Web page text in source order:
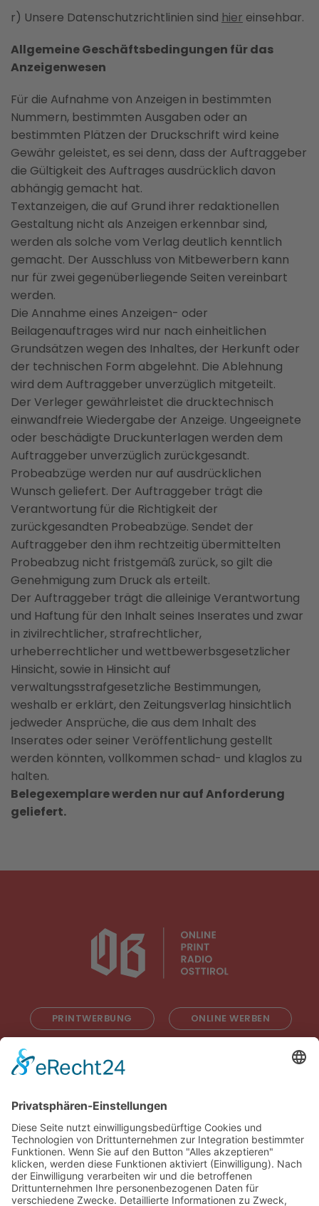
r) Unsere Datenschutzrichtlinien sind hier einsehbar.
Allgemeine Geschäftsbedingungen für das
Anzeigenwesen
Für die Aufnahme von Anzeigen in bestimmten
Nummern, bestimmten Ausgaben oder an
bestimmten Plätzen der Druckschrift wird keine
Gewähr geleistet, es sei denn, dass der Auftraggeber
die Gültigkeit des Auftrages ausdrücklich davon
abhängig gemacht hat.
Textanzeigen, die auf Grund ihrer redaktionellen
Gestaltung nicht als Anzeigen erkennbar sind,
werden als solche vom Verlag deutlich kenntlich
gemacht. Der Ausschluss von Mitbewerbern kann
nur für zwei gegenüberliegende Seiten vereinbart
werden.
Die Annahme eines Anzeigen- oder
Beilagenauftrages wird nur nach einheitlichen
Grundsätzen wegen des Inhaltes, der Herkunft oder
der technischen Form abgelehnt. Die Ablehnung
wird dem Auftraggeber unverzüglich mitgeteilt.
Der Verleger gewährleistet die drucktechnisch
einwandfreie Wiedergabe der Anzeige. Ungeeignete
oder beschädigte Druckunterlagen werden dem
Auftraggeber unverzüglich zurückgesandt.
Probeabzüge werden nur auf ausdrücklichen
Wunsch geliefert. Der Auftraggeber trägt die
Verantwortung für die Richtigkeit der
zurückgesandten Probeabzüge. Sendet der
Auftraggeber den ihm rechtzeitig übermittelten
Probeabzug nicht fristgemäß zurück, so gilt die
Genehmigung zum Druck als erteilt.
Der Auftraggeber trägt die alleinige Verantwortung
und Haftung für den Inhalt seines Inserates und zwar
in zivilrechtlicher, strafrechtlicher,
urheberrechtlicher und wettbewerbsgesetzlicher
Hinsicht, sowie in Hinsicht auf
verwaltungsstrafgesetzliche Bestimmungen,
weshalb er erklärt, den Zeitungsverlag hinsichtlich
jedweder Ansprüche, die aus dem Inhalt des
Inserates oder seiner Veröffentlichung gestellt
werden könnten, vollkommen schad- und klaglos zu
halten.
Belegexemplare werden nur auf Anforderung
geliefert.
PRINTWERBUNG ONLINE WERBEN